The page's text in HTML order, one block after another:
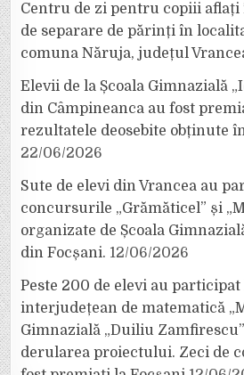
Centru de zi pentru copiii
de separare de părinți în
comuna Năruja, județul
Elevii de la Școala Gimnazială
din Câmpineanca au fost
rezultatele deosebite obținute
22/06/2026
Sute de elevi din Vrancea au
concursurile „Grămăticel” și
organizate de Școala
din Focșani. 12/06/2026
Peste 200 de elevi au
interjudețean de matematică
Gimnazială „Duiliu
derularea proiectului. Zeci de